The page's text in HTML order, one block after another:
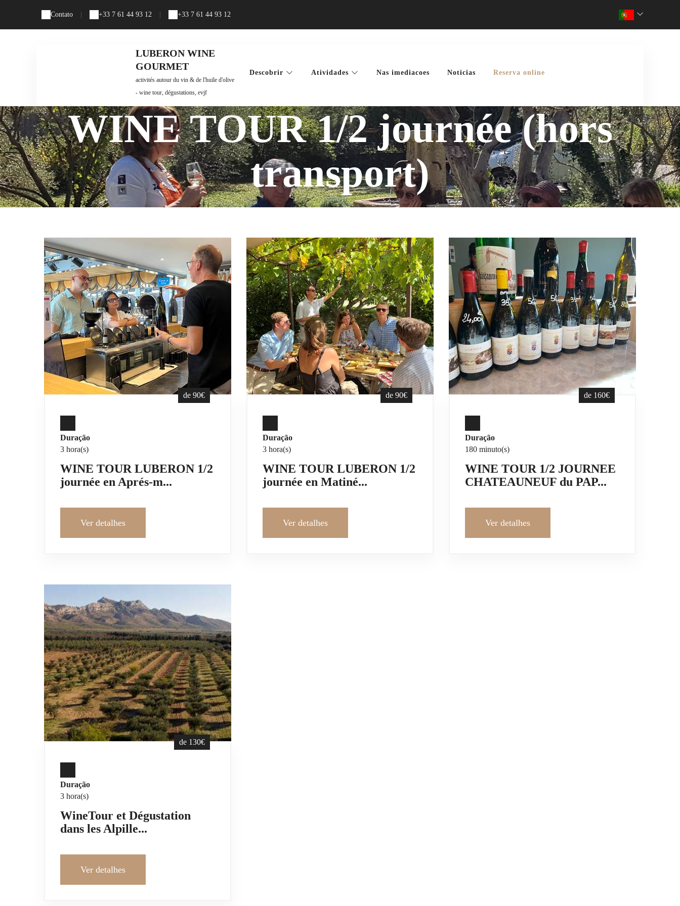
Contato +33 7 61 44 93 12 +33 7 61 44 93 12
LUBERON WINE
GOURMET
activités autour du vin & de l'huile d'olive
- wine tour, dégustations, evjf
Descobrir Atividades Nas imediacoes Noticias Reserva online
WINE TOUR 1/2 journée (hors
transport)
de 90€
Duração
3 hora(s)
WINE TOUR LUBERON 1/2
journée en Aprés-m...
Ver detalhes
de 90€
Duração
3 hora(s)
WINE TOUR LUBERON 1/2
journée en Matiné...
Ver detalhes
de 160€
Duração
180 minuto(s)
WINE TOUR 1/2 JOURNEE
CHATEAUNEUF du PAP...
Ver detalhes
de 130€
Duração
3 hora(s)
WineTour et Dégustation
dans les Alpille...
Ver detalhes